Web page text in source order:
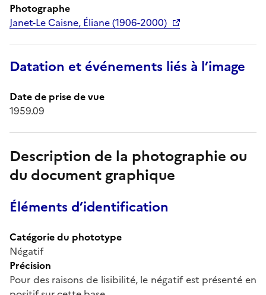
Photographe
Janet-Le Caisne, Éliane (1906-2000)
Datation et événements liés à l’image
Date de prise de vue
1959.09
Description de la photographie ou
du document graphique
Éléments d’identification
Catégorie du phototype
Négatif
Précision
Pour des raisons de lisibilité, le négatif est présenté en